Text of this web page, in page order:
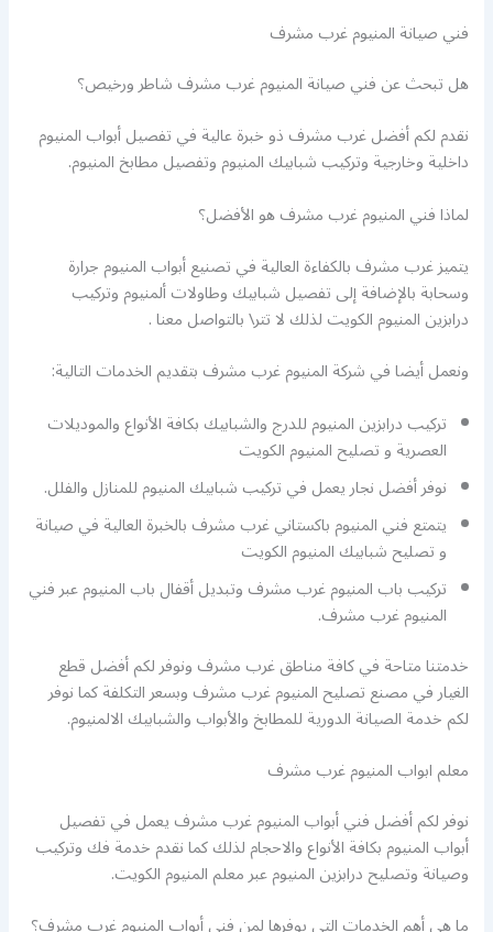
فني صيانة المنيوم غرب مشرف
هل تبحث عن فني صيانة المنيوم غرب مشرف شاطر ورخيص؟
نقدم لكم أفضل غرب مشرف ذو خبرة عالية في تفصيل أبواب المنيوم
داخلية وخارجية وتركيب شبابيك المنيوم وتفصيل مطابخ المنيوم.
لماذا فني المنيوم غرب مشرف هو الأفضل؟
يتميز غرب مشرف بالكفاءة العالية في تصنيع أبواب المنيوم جرارة
وسحابة بالإضافة إلى تفصيل شبابيك وطاولات ألمنيوم وتركيب
درابزين المنيوم الكويت لذلك لا تتر\ بالتواصل معنا .
ونعمل أيضا في شركة المنيوم غرب مشرف بتقديم الخدمات التالية:
تركيب درابزين المنيوم للدرج والشبابيك بكافة الأنواع والموديلات
العصرية و تصليح المنيوم الكويت
نوفر أفضل نجار يعمل في تركيب شبابيك المنيوم للمنازل والفلل.
يتمتع فني المنيوم باكستاني غرب مشرف بالخبرة العالية في صيانة
و تصليح شبابيك المنيوم الكويت
تركيب باب المنيوم غرب مشرف وتبديل أقفال باب المنيوم عبر فني
المنيوم غرب مشرف.
خدمتنا متاحة في كافة مناطق غرب مشرف ونوفر لكم أفضل قطع
الغيار في مصنع تصليح المنيوم غرب مشرف وبسعر التكلفة كما نوفر
لكم خدمة الصيانة الدورية للمطابخ والأبواب والشبابيك الالمنيوم.
معلم ابواب المنيوم غرب مشرف
نوفر لكم أفضل فني أبواب المنيوم غرب مشرف يعمل في تفصيل
أبواب المنيوم بكافة الأنواع والاحجام لذلك كما نقدم خدمة فك وتركيب
وصيانة وتصليح درابزين المنيوم عبر معلم المنيوم الكويت.